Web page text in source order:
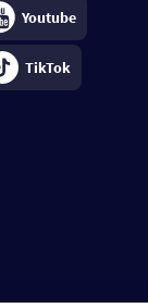
Youtube
TikTok